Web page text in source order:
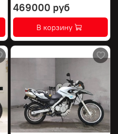
469000 руб
В корзину